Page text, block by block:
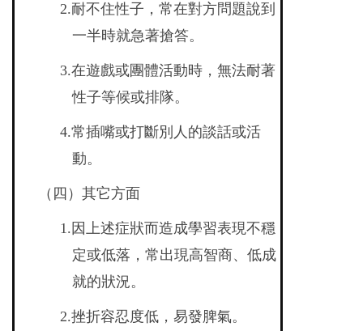
2.耐不住性子，常在對方問題說到
一半時就急著搶答。
3.在遊戲或團體活動時，無法耐著
性子等候或排隊。
4.常插嘴或打斷別人的談話或活
動。
（四）其它方面
1. 因上述症狀而造成學習表現不穩
定或低落，常出現高智商、低成
就的狀況。
2.挫折容忍度低，易發脾氣。